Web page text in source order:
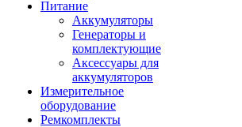
Питание
Аккумуляторы
Генераторы и
комплектующие
Аксессуары для
аккумуляторов
Измерительное
оборудование
Ремкомплекты